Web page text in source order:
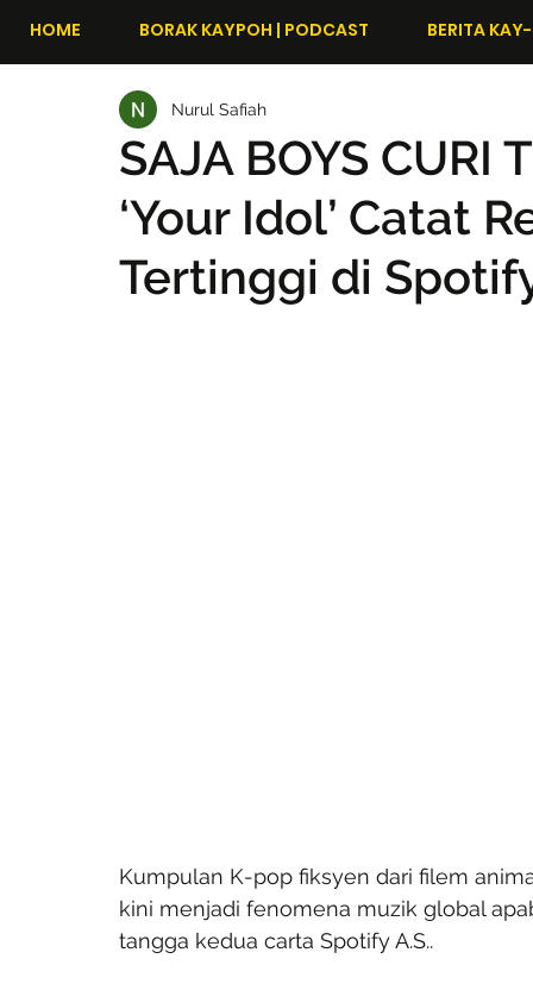
HOME BORAK KAYPOH | PODCAST BERITA
SAJA BOYS CURI
‘Your Idol’ Catat
Tertinggi di
Nurul Safiah
Kumpulan K-pop fiksyen dari filem
kini menjadi fenomena muzik global
tangga kedua carta Spotify A.S..